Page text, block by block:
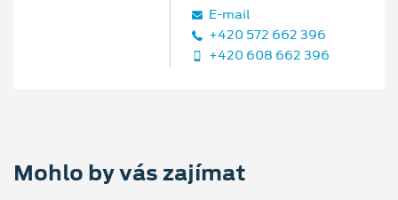
E‑mail
+420 572 662 396
+420 608 662 396
Mohlo by vás zajímat